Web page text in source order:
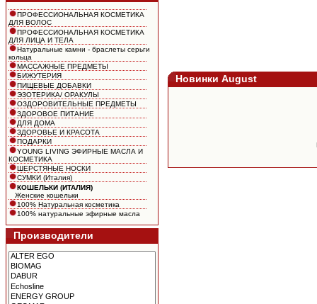
ПРОФЕССИОНАЛЬНАЯ КОСМЕТИКА
ДЛЯ ВОЛОС
ПРОФЕССИОНАЛЬНАЯ КОСМЕТИКА
ДЛЯ ЛИЦА И ТЕЛА
Натуральные камни - браслеты серьги
кольца
МАССАЖНЫЕ ПРЕДМЕТЫ
БИЖУТЕРИЯ
ПИЩЕВЫЕ ДОБАВКИ
ЭЗОТЕРИКА/ ОРАКУЛЫ
ОЗДОРОВИТЕЛЬНЫЕ ПРЕДМЕТЫ
ЗДОРОВОЕ ПИТАНИЕ
ДЛЯ ДОМА
ЗДОРОВЬЕ И КРАСОТА
ПОДАРКИ
YOUNG LIVING ЭФИРНЫЕ МАСЛА И
КОСМЕТИКА
ШЕРСТЯНЫЕ НОСКИ
СУМКИ (Италия)
КОШЕЛЬКИ (ИТАЛИЯ)
Женские кошельки
100% Натуральная косметика
100% натуральные эфирные масла
Производители
Новинки August